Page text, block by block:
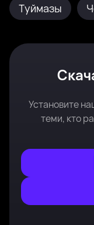
Туймазы
Установите
теми, кто